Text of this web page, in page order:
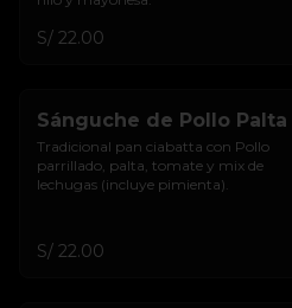
S/ 22.00
Sánguche de Pollo Palta
Tradicional pan ciabatta con Pollo
parrillado, palta, tomate y mix de
lechugas (incluye pimienta).
S/ 22.00